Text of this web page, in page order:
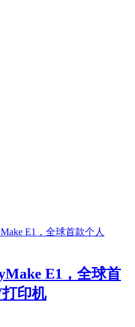
E1，全球首
印机